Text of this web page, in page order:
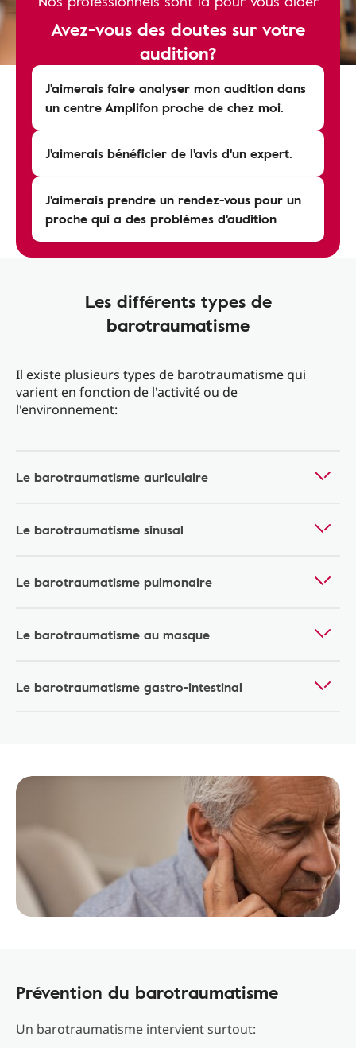
Avez-vous des doutes sur votre
audition?
J'aimerais faire analyser mon audition dans
un centre Amplifon proche de chez moi.
J'aimerais bénéficier de l'avis d'un expert.
J'aimerais prendre un rendez-vous pour un
proche qui a des problèmes d'audition
Les différents types de
barotraumatisme
Il existe plusieurs types de barotraumatisme qui
varient en fonction de l'activité ou de
l'environnement:
Le barotraumatisme auriculaire
Le barotraumatisme sinusal
Le barotraumatisme pulmonaire
Le barotraumatisme au masque
Le barotraumatisme gastro-intestinal
Prévention du barotraumatisme
Un barotraumatisme intervient surtout: